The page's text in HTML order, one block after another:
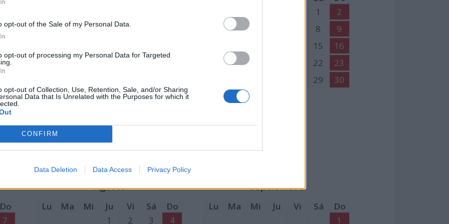
opt-out of the Sale of my Personal Data.
opt-out of processing my Personal Data for Targeted
opt-out of Collection, Use, Retention, Sale, and/or Sharing
Data that Is Unrelated with the Purposes for which it
CONFIRM
Data Deletion Data Access Privacy Policy
14
28
6
7 8 9 10
21 25
1:Fiesta del Trabajo
1
2
4 8
9
15
16
18 22
23
29 30
Do
7
Agosto
Lu Ma Mi Ju Vi Sá
Do
1
2 3
4
Septiembre
Lu Ma Mi Ju Vi Sá
Do
1